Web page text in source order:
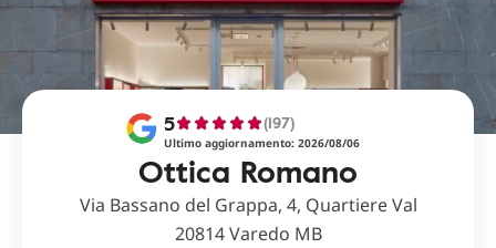
Ottica Romano
5 (197)
Ultimo aggiornamento: 2026/08/06
Via Bassano del Grappa, 4, Quartiere Val
20814 Varedo MB